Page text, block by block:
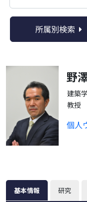
所属別検索
野
建築
教授
個人
基本情報 研究